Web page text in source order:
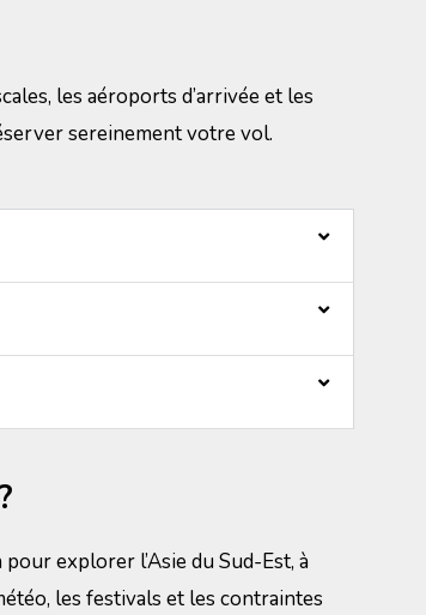
les aéroports d’arrivée et les
sereinement votre vol.
explorer l’Asie du Sud-Est, à
les festivals et les contraintes